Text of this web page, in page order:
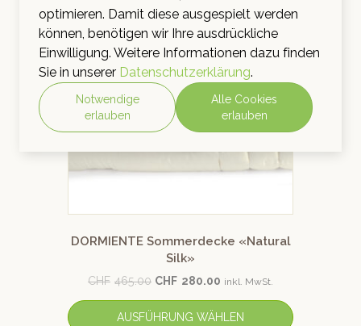
Angebot!
DORMIENTE Sommerdecke «Natural
Silk»
CHF 465.00 CHF 280.00 inkl. MwSt.
AUSFÜHRUNG WÄHLEN
optimieren. Damit diese ausgespielt werden
können, benötigen wir Ihre ausdrückliche
Einwilligung. Weitere Informationen dazu finden
Sie in unserer Datenschutzerklärung.
Notwendige
erlauben
Alle Cookies
erlauben